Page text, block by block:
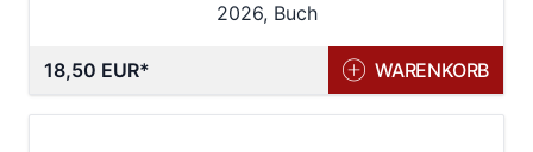
2026, Buch
18,50 EUR WARENKORB